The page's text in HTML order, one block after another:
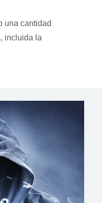
una cantidad
incluida la